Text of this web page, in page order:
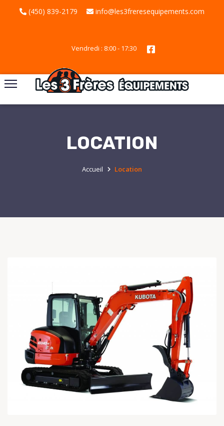
(450) 839-2179 info@les3freresequipements.com
Vendredi : 8:00 - 17:30
LOCATION
Accueil Location